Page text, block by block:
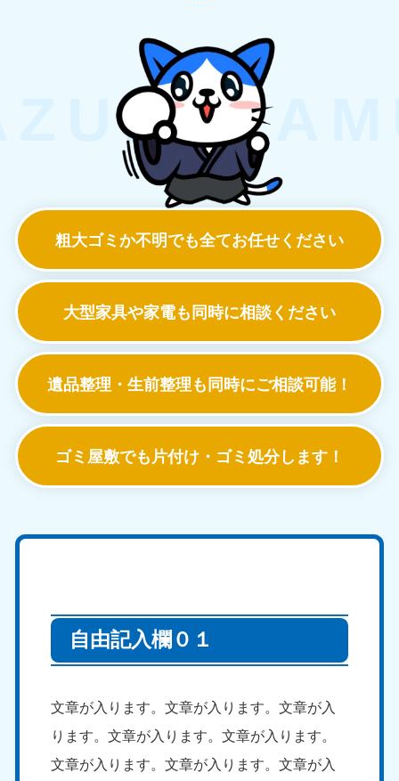
粗大ゴミか不明でも全てお任せください
大型家具や家電も同時に相談ください
遺品整理・生前整理も同時にご相談可能！
ゴミ屋敷でも 片付け・ゴミ処分します！
自由記入欄０１
文章が入ります。文章が入ります。文章が入
ります。文章が入ります。文章が入ります。
文章が入ります。文章が入ります。文章が入